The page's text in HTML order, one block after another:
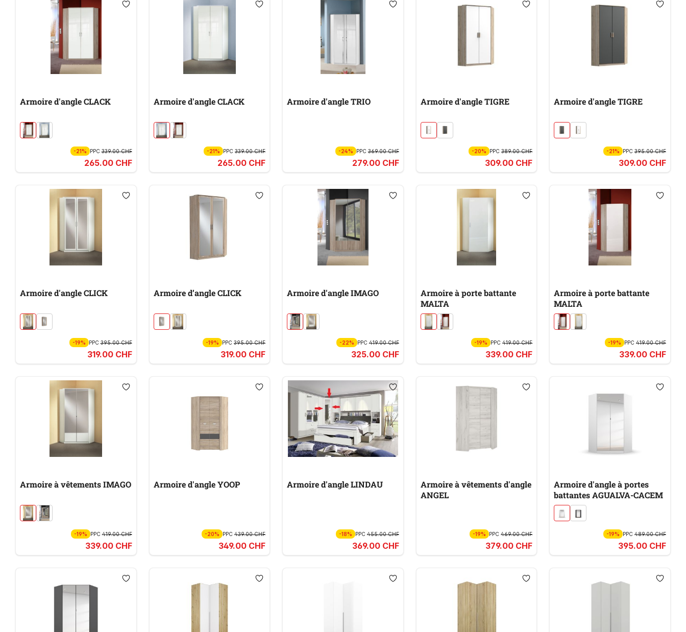
Armoire d'angle CLACK
-21% PPC339.00 CHF
265.00 CHF
Armoire d'angle CLACK
-21% PPC339.00 CHF
265.00 CHF
Armoire d'angle TRIO
-24% PPC369.00 CHF
279.00 CHF
Armoire d'angle TIGRE
-20% PPC389.00 CHF
309.00 CHF
Armoire d'angle TIGRE
-21% PPC 395.00 CHF
309.00 CHF
Armoire d'angle CLICK
-19% PPC395.00 CHF
319.00 CHF
Armoire d’angle CLICK
-19% PPC395.00 CHF
319.00 CHF
Armoire d'angle IMAGO
-22% PPC419.00 CHF
325.00 CHF
Armoire à porte battante
MALTA
-19% PPC419.00 CHF
339.00 CHF
Armoire à porte battante
MALTA
-19% PPC 419.00 CHF
339.00 CHF
Armoire à vêtements IMAGO
-19% PPC419.00 CHF
339.00 CHF
Armoire d'angle YOOP
-20% PPC439.00 CHF
349.00 CHF
Armoire d'angle LINDAU
-18% PPC455.00 CHF
369.00 CHF
Armoire à vêtements d'angle
ANGEL
-19% PPC469.00 CHF
379.00 CHF
Armoire d'angle à portes
battantes AGUALVA-CACEM
-19% PPC 489.00 CHF
395.00 CHF